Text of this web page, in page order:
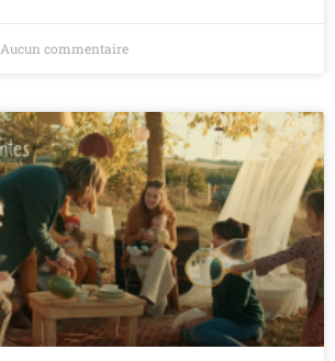
Aucun commentaire